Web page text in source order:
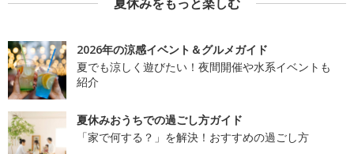
夏休みをもっと楽しむ
2026年の涼感イベント＆グルメガイド
夏でも涼しく遊びたい！夜間開催や水系イベントも
紹介
夏休みおうちでの過ごし方ガイド
「家で何する？」を解決！おすすめの過ごし方